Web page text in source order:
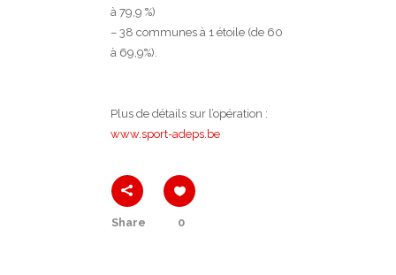
à 79,9 %)
– 38 communes à 1 étoile (de 60
à 69,9%).
Plus de détails sur l’opération :
www.sport-adeps.be
Share 0